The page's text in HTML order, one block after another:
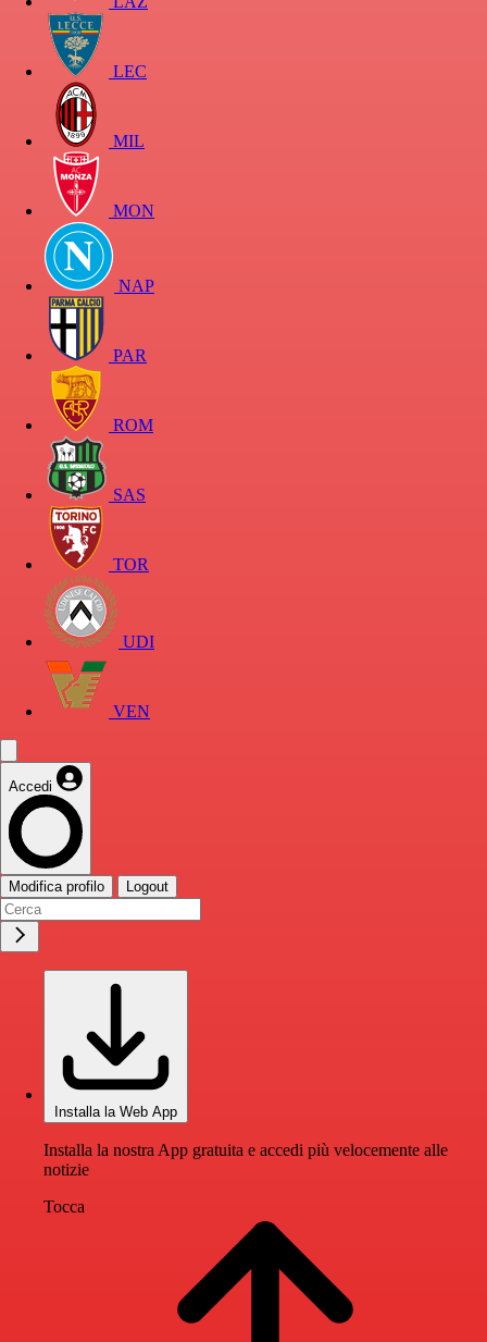
LEC
MIL
MON
NAP
PAR
ROM
SAS
TOR
UDI
VEN
Accedi
Modifica profilo Logout
Installa la Web App
Installa la nostra App gratuita e accedi più velocemente alle
notizie
Tocca